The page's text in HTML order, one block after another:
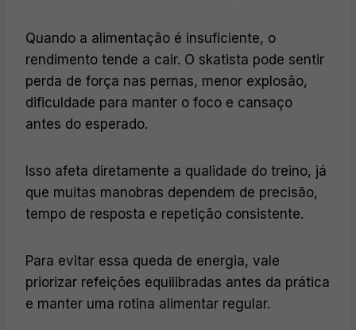
Quando a alimentação é insuficiente, o
rendimento tende a cair. O skatista pode sentir
perda de força nas pernas, menor explosão,
dificuldade para manter o foco e cansaço
antes do esperado.
Isso afeta diretamente a qualidade do treino, já
que muitas manobras dependem de precisão,
tempo de resposta e repetição consistente.
Para evitar essa queda de energia, vale
priorizar refeições equilibradas antes da prática
e manter uma rotina alimentar regular.